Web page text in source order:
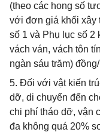
(theo các hong số
với đơn giá khối xây
số 1 và Phụ lục số 2
vách ván, vách tôn
ngàn sáu trăm) đồng/
5. Đối với vật kiến
dỡ, di chuyển đến
chi phí tháo dỡ, vận
đa không quá 20%